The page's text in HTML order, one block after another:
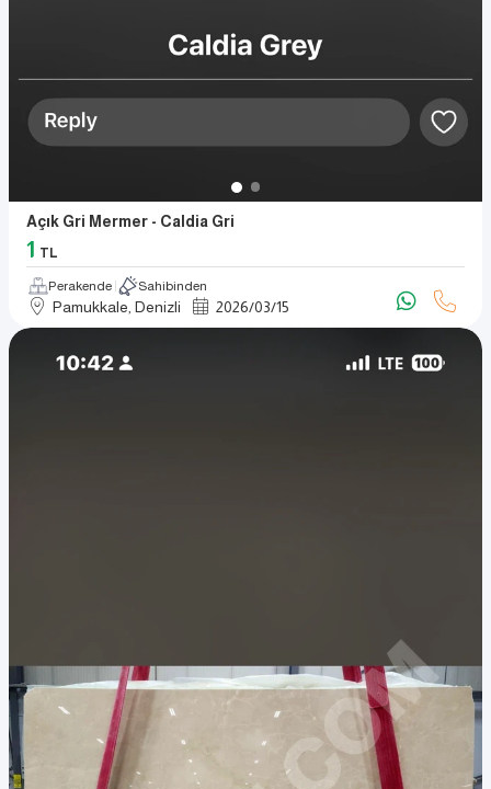
Açık Gri Mermer - Caldia Gri
1 TL
Perakende Sahibinden
Pamukkale, Denizli 2026/03/15